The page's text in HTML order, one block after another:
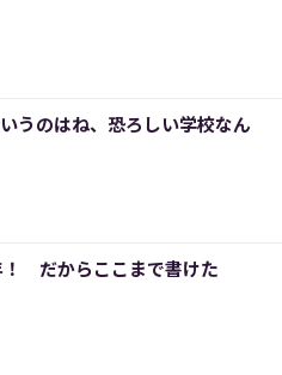
いうのはね、恐ろしい学校なん
！ だからここまで書けた